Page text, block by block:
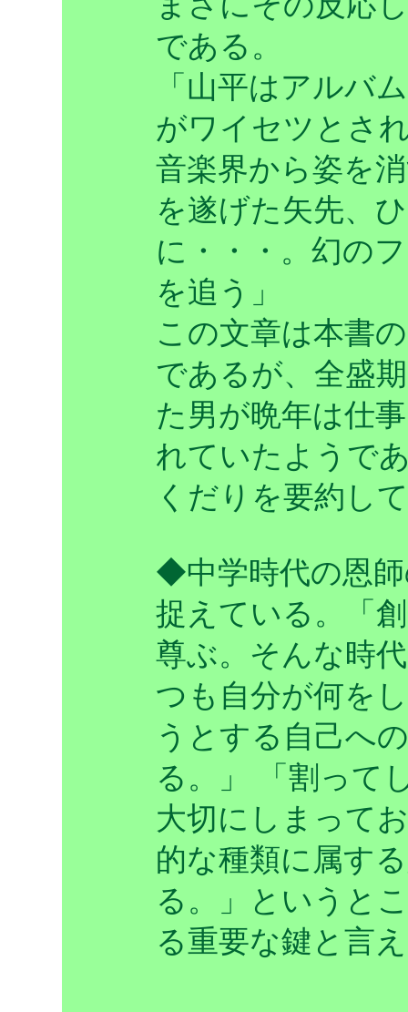
である。
「山平はアルバ
がワイセツとさ
音楽界から姿を
を遂げた矢先、
に・・・。幻の
を追う」
この文章は本書
であるが、全盛
た男が晩年は仕
れていたようで
くだりを要約し
◆中学時代の恩
捉えている。「
尊ぶ。そんな時
つも自分が何を
うとする自己へ
る。」 「割って
大切にしまって
的な種類に属す
る。」というと
る重要な鍵と言